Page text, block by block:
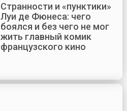
Странности и «пунктики»
Луи де Фюнеса: чего
боялся и без чего не мог
жить главный комик
французского кино